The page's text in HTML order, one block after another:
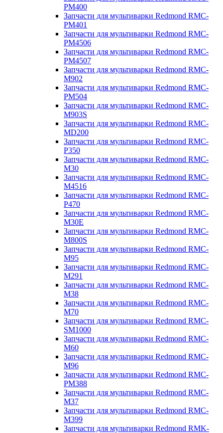
PM400
Запчасти для мультиварки Redmond RMC-
PM401
Запчасти для мультиварки Redmond RMC-
PM4506
Запчасти для мультиварки Redmond RMC-
PM4507
Запчасти для мультиварки Redmond RMC-
M902
Запчасти для мультиварки Redmond RMC-
PM504
Запчасти для мультиварки Redmond RMC-
M903S
Запчасти для мультиварки Redmond RMC-
MD200
Запчасти для мультиварки Redmond RMC-
P350
Запчасти для мультиварки Redmond RMC-
M30
Запчасти для мультиварки Redmond RMC-
M4516
Запчасти для мультиварки Redmond RMC-
P470
Запчасти для мультиварки Redmond RMC-
M30E
Запчасти для мультиварки Redmond RMC-
M800S
Запчасти для мультиварки Redmond RMC-
M95
Запчасти для мультиварки Redmond RMC-
M291
Запчасти для мультиварки Redmond RMC-
M38
Запчасти для мультиварки Redmond RMC-
M70
Запчасти для мультиварки Redmond RMC-
SM1000
Запчасти для мультиварки Redmond RMC-
M60
Запчасти для мультиварки Redmond RMC-
M96
Запчасти для мультиварки Redmond RMC-
PM388
Запчасти для мультиварки Redmond RMC-
M37
Запчасти для мультиварки Redmond RMC-
M399
Запчасти для мультиварки Redmond RMK-